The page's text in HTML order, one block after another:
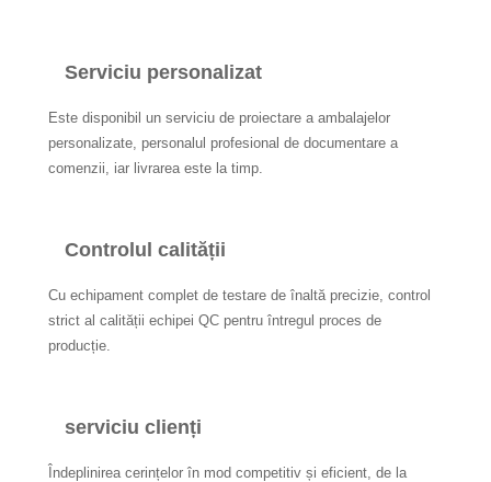
Serviciu personalizat
Este disponibil un serviciu de proiectare a ambalajelor
personalizate, personalul profesional de documentare a
comenzii, iar livrarea este la timp.
Controlul calității
Cu echipament complet de testare de înaltă precizie, control
strict al calității echipei QC pentru întregul proces de
producție.
serviciu clienți
Îndeplinirea cerințelor în mod competitiv și eficient, de la